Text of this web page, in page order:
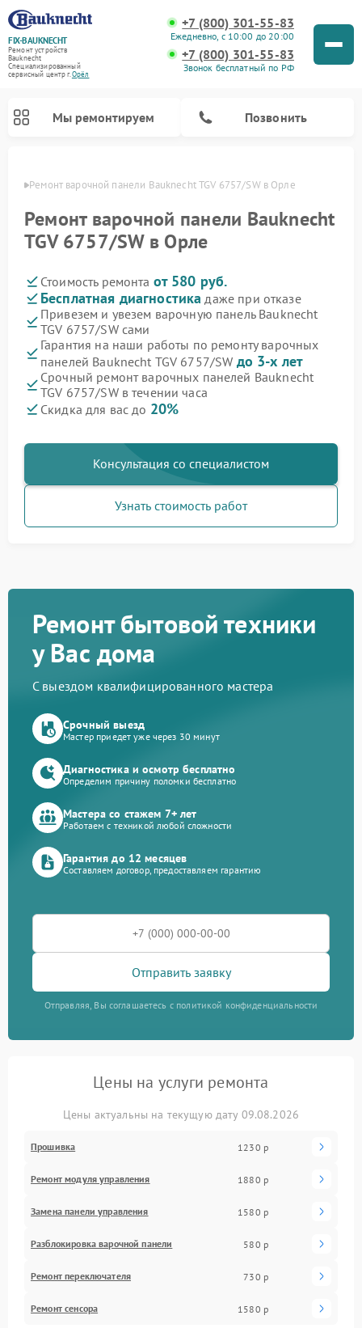
FIX-BAUKNECHT
Ремонт устройств
Bauknecht
Специализированный
cервисный центр г.Орёл
+7 (800) 301-55-83
Ежедневно, с 10:00 до 20:00
+7 (800) 301-55-83
Звонок бесплатный по РФ
Мы ремонтируем Позвонить
Ремонт варочной панели Bauknecht TGV 6757/SW в Орле
Ремонт варочной панели Bauknecht
TGV 6757/SW в Орле
Стоимость ремонта от 580 руб.
Бесплатная диагностика даже при отказе
Привезем и увезем варочную панель Bauknecht
TGV 6757/SW сами
Гарантия на наши работы по ремонту варочных
панелей Bauknecht TGV 6757/SW до 3-х лет
Срочный ремонт варочных панелей Bauknecht
TGV 6757/SW в течении часа
Скидка для вас до 20%
Консультация со специалистом
Узнать стоимость работ
Ремонт бытовой техники
у Вас дома
С выездом квалифицированного мастера
Срочный выезд
Мастер приедет уже через 30 минут
Диагностика и осмотр бесплатно
Определим причину поломки бесплатно
Мастера со стажем 7+ лет
Работаем с техникой любой сложности
Гарантия до 12 месяцев
Составляем договор, предоставляем гарантию
Отправить заявку
Отправляя, Вы соглашаетесь с политикой конфиденциальности
Цены на услуги ремонта
Цены актуальны на текущую дату 09.08.2026
Прошивка 1230 р
Ремонт модуля управления 1880 р
Замена панели управления 1580 р
Разблокировка варочной панели 580 р
Ремонт переключателя 730 р
Ремонт сенсора 1580 р